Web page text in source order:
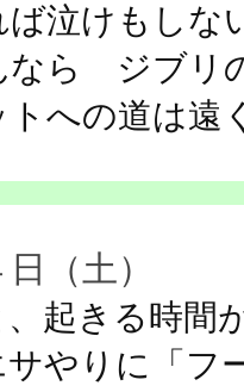
ば泣けもしな
なら ジブリ
トへの道は遠
（土）
起きる時間
やりに「フ